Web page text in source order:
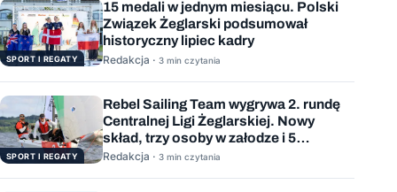
SPORT I REGATY
15 medali w jednym miesiącu. Polski
Związek Żeglarski podsumował
historyczny lipiec kadry
Redakcja · 3 min czytania
SPORT I REGATY
Rebel Sailing Team wygrywa 2. rundę
Centralnej Ligi Żeglarskiej. Nowy
skład, trzy osoby w załodze i 5
wygranych wyścigów
Redakcja · 3 min czytania